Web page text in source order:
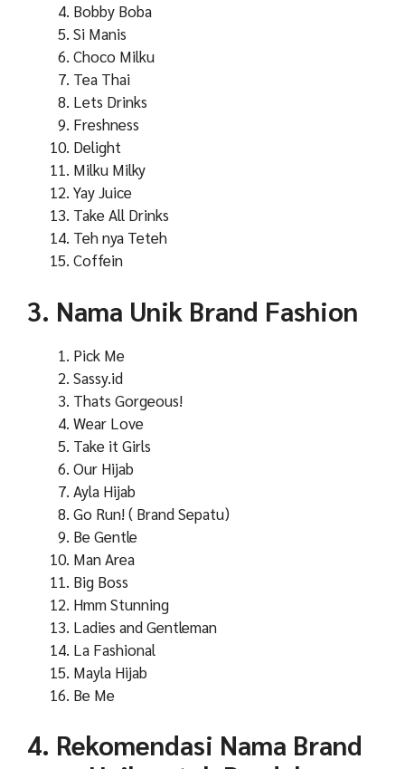
Bobby Boba
Si Manis
Choco Milku
Tea Thai
Lets Drinks
Freshness
Delight
Milku Milky
Yay Juice
Take All Drinks
Teh nya Teteh
Coffein
3. Nama Unik Brand Fashion
Pick Me
Sassy.id
Thats Gorgeous!
Wear Love
Take it Girls
Our Hijab
Ayla Hijab
Go Run! ( Brand Sepatu)
Be Gentle
Man Area
Big Boss
Hmm Stunning
Ladies and Gentleman
La Fashional
Mayla Hijab
Be Me
4. Rekomendasi Nama Brand